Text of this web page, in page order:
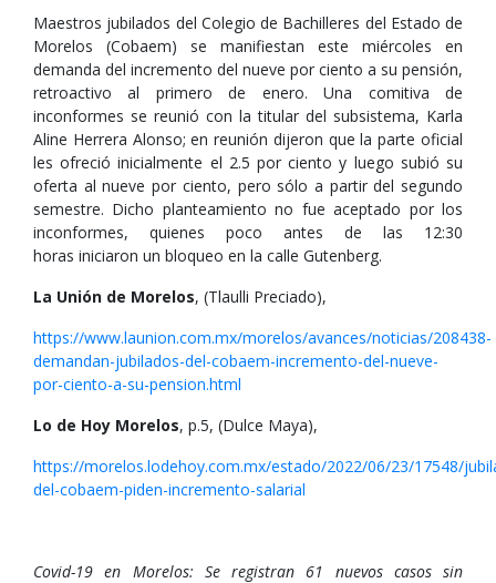
Maestros jubilados del Colegio de Bachilleres del Estado de
Morelos (Cobaem) se manifiestan este miércoles en
demanda del incremento del nueve por ciento a su pensión,
retroactivo al primero de enero. Una comitiva de
inconformes se reunió con la titular del subsistema, Karla
Aline Herrera Alonso; en reunión dijeron que la parte oficial
les ofreció inicialmente el 2.5 por ciento y luego subió su
oferta al nueve por ciento, pero sólo a partir del segundo
semestre. Dicho planteamiento no fue aceptado por los
inconformes, quienes poco antes de las 12:30
horas iniciaron un bloqueo en la calle Gutenberg.
La Unión de Morelos, (Tlaulli Preciado),
https://www.launion.com.mx/morelos/avances/noticias/208438-
demandan-jubilados-del-cobaem-incremento-del-nueve-
por-ciento-a-su-pension.html
Lo de Hoy Morelos, p.5, (Dulce Maya),
https://morelos.lodehoy.com.mx/estado/2022/06/23/17548/
del-cobaem-piden-incremento-salarial
Covid-19 en Morelos: Se registran 61 nuevos casos sin